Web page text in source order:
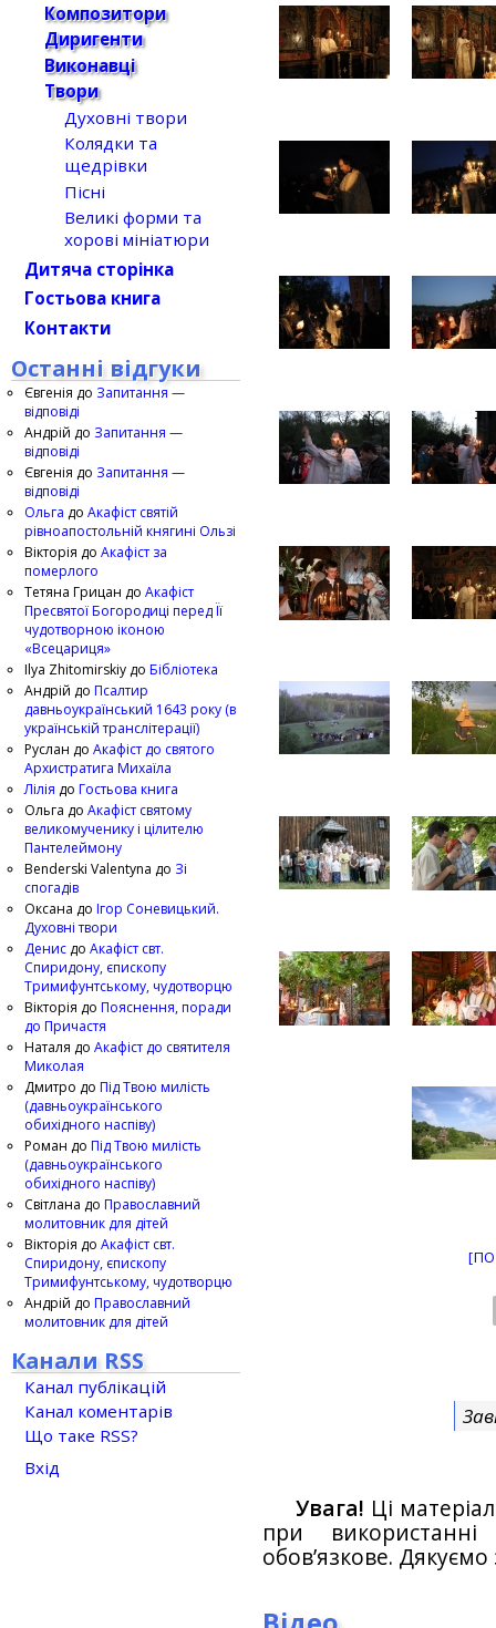
Увага! Ці
при
обов’язкове.
Композитори
Диригенти
Виконавці
Твори
Духовні твори
Колядки та
щедрівки
Пісні
Великі форми та
хорові мініатюри
Дитяча сторінка
Гостьова книга
Контакти
Останні відгуки
Євгенія до Запитання —
відповіді
Андрій до Запитання —
відповіді
Євгенія до Запитання —
відповіді
Ольга до Акафіст святій
рівноапостольній княгині Ользі
Вікторія до Акафіст за
померлого
Тетяна Грицан до Акафіст
Пресвятої Богородиці перед Її
чудотворною іконою
«Всецариця»
Ilya Zhitomirskiy до Бібліотека
Андрій до Псалтир
давньоукраїнський 1643 року (в
українській транслітерації)
Руслан до Акафіст до святого
Архистратига Михаїла
Лілія до Гостьова книга
Ольга до Акафіст святому
великомученику і цілителю
Пантелеймону
Benderski Valentyna до Зі
спогадів
Оксана до Ігор Соневицький.
Духовні твори
Денис до Акафіст свт.
Спиридону, єпископу
Тримифунтському, чудотворцю
Вікторія до Пояснення, поради
до Причастя
Наталя до Акафіст до святителя
Миколая
Дмитро до Під Твою милість
(давньоукраїнського
обихідного наспіву)
Роман до Під Твою милість
(давньоукраїнського
обихідного наспіву)
Світлана до Православний
молитовник для дітей
Вікторія до Акафіст свт.
Спиридону, єпископу
Тримифунтському, чудотворцю
Андрій до Православний
молитовник для дітей
Канали RSS
Канал публікацій
Канал коментарів
Що таке RSS?
Вхід